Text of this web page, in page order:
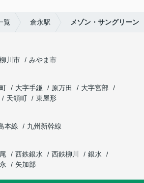
覧 倉永駅 メゾン・サングリーン
柳川市
みやま市
大字手鎌 原万田
大字宮部
天領町
東屋形
本線
九州新幹線
西鉄銀水 西鉄柳川
銀水
矢加部